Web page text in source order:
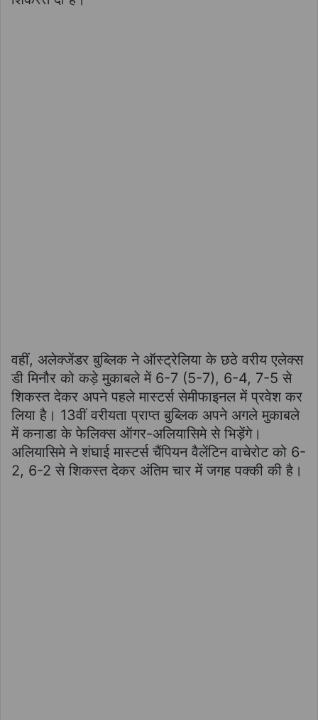
वहीं, अलेक्जेंडर बुब्लिक ने ऑस्ट्रेलिया के छठे वरीय एलेक्स
डी मिनौर को कड़े मुकाबले में 6-7 (5-7), 6-4, 7-5 से
शिकस्त देकर अपने पहले मास्टर्स सेमीफाइनल में प्रवेश कर
लिया है। 13वीं वरीयता प्राप्त बुब्लिक अपने अगले मुकाबले
में कनाडा के फेलिक्स ऑगर-अलियासिमे से भिड़ेंगे।
अलियासिमे ने शंघाई मास्टर्स चैंपियन वैलेंटिन वाचेरोट को 6-
2, 6-2 से शिकस्त देकर अंतिम चार में जगह पक्की की है।